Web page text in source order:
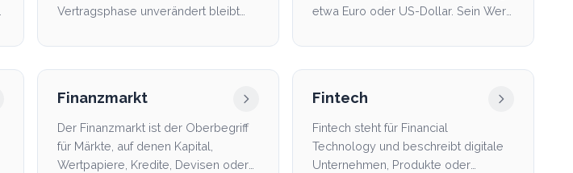
Vertragsphase unverändert bleibt
etwa Euro oder US-Dollar. Sein Wert
Finanzmarkt
Der Finanzmarkt ist der Oberbegriff
für Märkte, auf denen Kapital,
Wertpapiere, Kredite, Devisen oder
Fintech
Fintech steht für Financial
Technology und beschreibt digitale
Unternehmen, Produkte oder